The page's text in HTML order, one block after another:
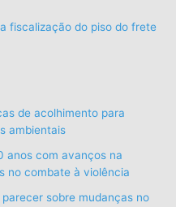
fiscalização do piso do frete
de acolhimento para
ambientais
anos com avanços na
no combate à violência
sobre mudanças no